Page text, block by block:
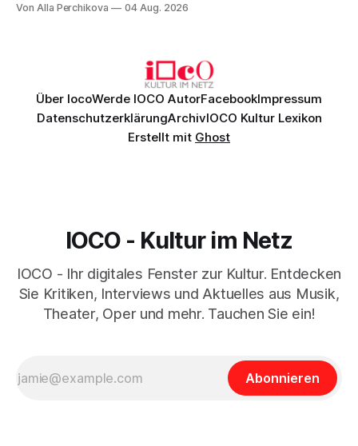
Genau so war der Abend im Kurhaus Wiesbaden, an dem
Von Alla Perchikova 04 Aug. 2026
Über IocoWerde IOCO AutorFacebookImpressum
DatenschutzerklärungArchivIOCO Kultur Lexikon
Erstellt mit Ghost
IOCO - Kultur im Netz
IOCO - Ihr digitales Fenster zur Kultur. Entdecken
Sie Kritiken, Interviews und Aktuelles aus Musik,
Theater, Oper und mehr. Tauchen Sie ein!
Abonnieren